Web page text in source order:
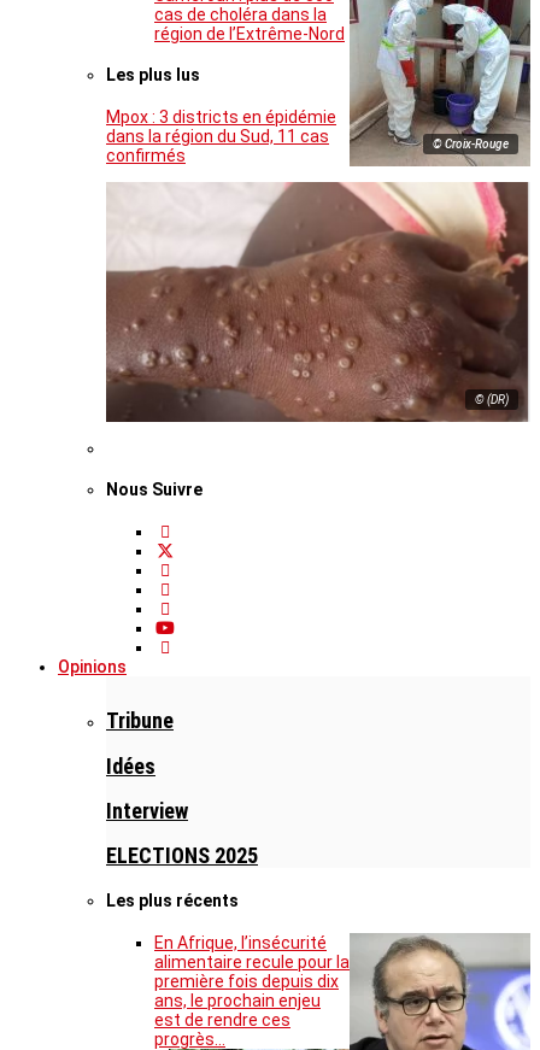
© Croix-Rouge
cas de choléra dans la
région de l’Extrême-Nord
Les plus lus
Mpox : 3 districts en épidémie
dans la région du Sud, 11 cas
confirmés
© (DR)
Nous Suivre
Opinions
Tribune
Idées
Interview
ELECTIONS 2025
Les plus récents
En Afrique, l’insécurité
alimentaire recule pour la
première fois depuis dix
ans, le prochain enjeu
est de rendre ces
progrès…